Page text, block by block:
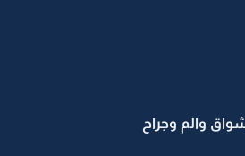
والم وجراح